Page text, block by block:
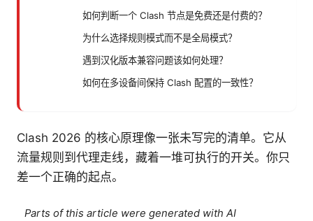
如何判断一个 Clash 节点是免费还是付费的？
为什么选择规则模式而不是全局模式？
遇到汉化版本兼容问题该如何处理？
如何在多设备间保持 Clash 配置的一致性？
Clash 2026 的核心原理像一张未写完的清单。它从
流量规则到代理走线，藏着一堆可执行的开关。你只
差一个正确的起点。
Parts of this article were generated with AI